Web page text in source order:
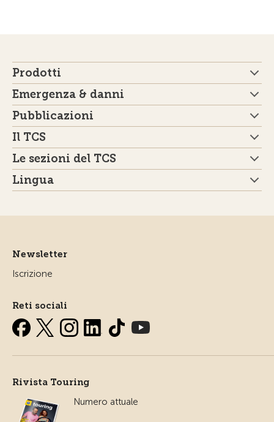
Prodotti
Emergenza & danni
Pubblicazioni
Il TCS
Le sezioni del TCS
Lingua
Newsletter
Iscrizione
Reti sociali
Rivista Touring
Numero attuale